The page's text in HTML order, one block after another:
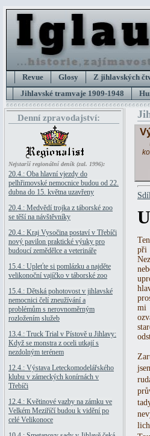
Revue Glosy Z jihlavských
Jihlavské tramvaje 1909-1948
Denní zpravodajství:
Nejstarší regionální deník (zal. 1996):
20.4.: Oba hlavní vjezdy do
pelhřimovské nemocnice budou od 22.
dubna do 15. května uzavřeny
20.4.: Medvědí trojka z táborské zoo
se těší na návštěvníky
20.4.: Kraj Vysočina postaví v Třebíči
nový pavilon praktické výuky pro
budoucí zemědělce a veterináře
15.4.: Upleťte si pomlázku a najděte
velikonoční vajíčko v táborské zoo
15.4.: Dětská pohotovost v jihlavské
nemocnici čelí zneužívání a
problémům s nerovnoměrným
rozložením služeb
13.4.: Truck Trial v Pístově u Jihlavy:
Když se monstra z oceli utkají s
nezdolným terénem
12.4.: Výstava Leteckomodelářského
klubu v zámeckých konírnách v
Třebíči
12.4.: Květinové vazby na zámku ve
Velkém Meziříčí budou k vidění po
celé Velikonoce
U
při
mi